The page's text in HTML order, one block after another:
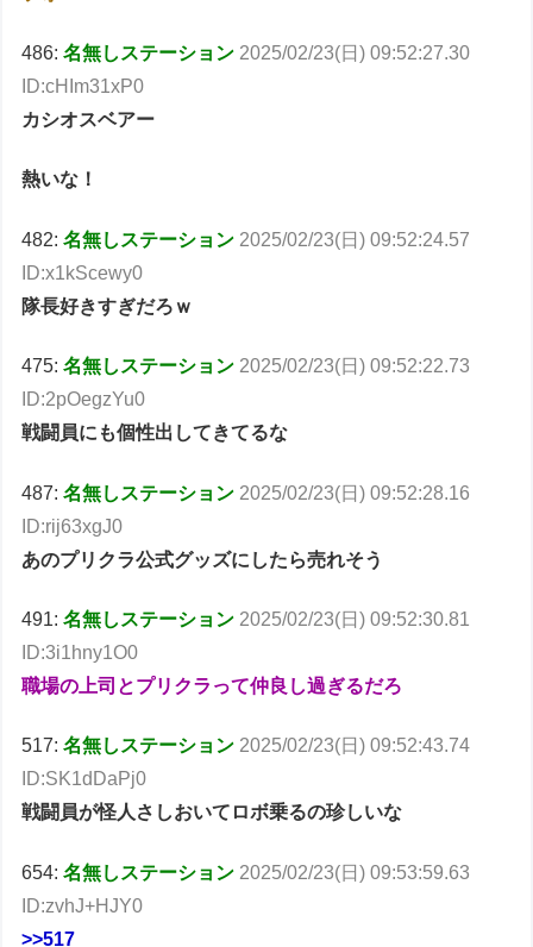
486:名無しステーション 2025/02/23(日) 09:52:27.30
ID:cHIm31xP0
カシオスベアー
熱いな！
482:名無しステーション 2025/02/23(日) 09:52:24.57
ID:x1kScewy0
隊長好きすぎだろｗ
475:名無しステーション 2025/02/23(日) 09:52:22.73
ID:2pOegzYu0
戦闘員にも個性出してきてるな
487:名無しステーション 2025/02/23(日) 09:52:28.16
ID:rij63xgJ0
あのプリクラ公式グッズにしたら売れそう
491:名無しステーション 2025/02/23(日) 09:52:30.81
ID:3i1hny1O0
職場の上司とプリクラって仲良し過ぎるだろ
517:名無しステーション 2025/02/23(日) 09:52:43.74
ID:SK1dDaPj0
戦闘員が怪人さしおいてロボ乗るの珍しいな
654:名無しステーション 2025/02/23(日) 09:53:59.63
ID:zvhJ+HJY0
>>517